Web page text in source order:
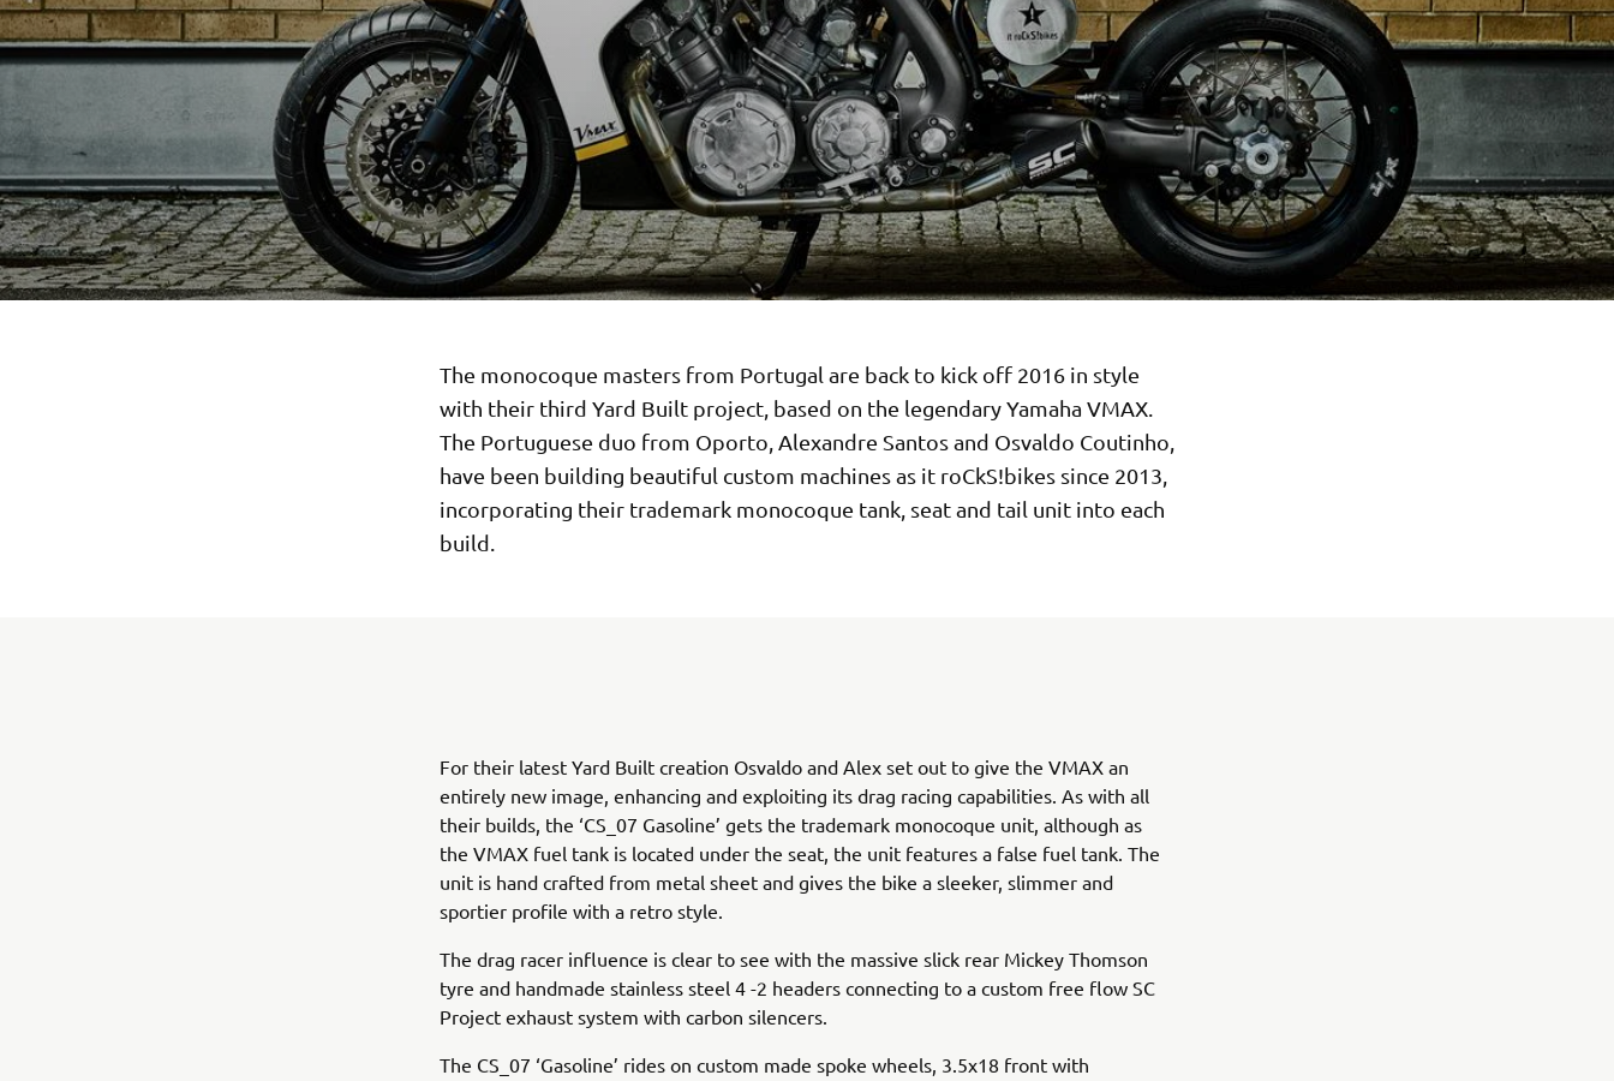
The monocoque masters from Portugal are back to kick off 2016 in style
with their third Yard Built project, based on the legendary Yamaha VMAX.
The Portuguese duo from Oporto, Alexandre Santos and Osvaldo Coutinho,
have been building beautiful custom machines as it roCkS!bikes since 2013,
incorporating their trademark monocoque tank, seat and tail unit into each
build.
For their latest Yard Built creation Osvaldo and Alex set out to give the VMAX an
entirely new image, enhancing and exploiting its drag racing capabilities. As with all
their builds, the ‘CS_07 Gasoline’ gets the trademark monocoque unit, although as
the VMAX fuel tank is located under the seat, the unit features a false fuel tank. The
unit is hand crafted from metal sheet and gives the bike a sleeker, slimmer and
sportier profile with a retro style.
The drag racer influence is clear to see with the massive slick rear Mickey Thomson
tyre and handmade stainless steel 4 -2 headers connecting to a custom free flow SC
Project exhaust system with carbon silencers.
The CS_07 ‘Gasoline’ rides on custom made spoke wheels, 3.5x18 front with